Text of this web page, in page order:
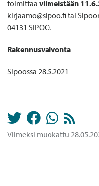
toimittaaviimeistään
kirjaamo@sipoo.fi tai
04131 SIPOO.
Rakennusvalvonta
Sipoossa 28.5.2021
Viimeksi muokattu